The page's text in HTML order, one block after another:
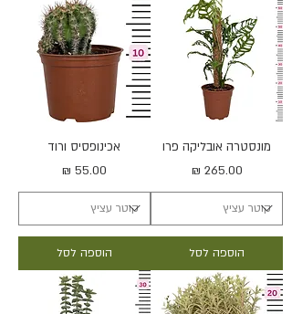
מונסטרה אובליקה פרו
מחיר
הוספה לסל
אכינופסיס ורוד
מחיר
הוספה לסל